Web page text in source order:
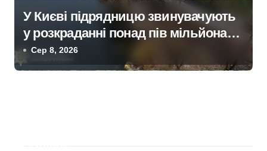
У Києві підрядницю звинувачують
у розкраданні понад пів мільйона
гривень під час ремонту зони
«Вербне»
Сер 8, 2026